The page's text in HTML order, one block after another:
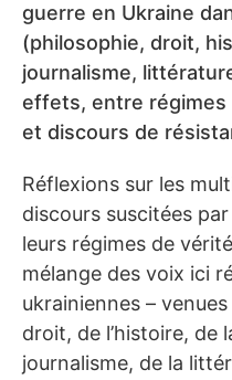
guerre en Ukraine
(philosophie, droit,
journalisme,
effets, entre régimes
et discours de
Réflexions sur les
discours suscitées
leurs régimes de
mélange des voix ici
ukrainiennes –
droit, de l’histoire, de
journalisme, de la